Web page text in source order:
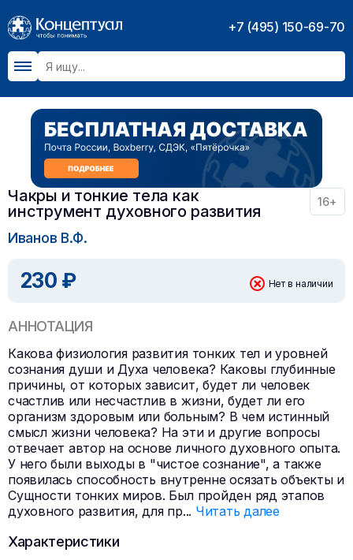
+7 (495) 150-69-70
Чакры и тонкие тела как
инструмент духовного развития
16+
Иванов В.Ф.
230 ₽ Нет в наличии
АННОТАЦИЯ
Какова физиология развития тонких тел и уровней
сознания души и Духа человека? Каковы глубинные
причины, от которых зависит, будет ли человек
счастлив или несчастлив в жизни, будет ли его
организм здоровым или больным? В чем истинный
смысл жизни человека? На эти и другие вопросы
отвечает автор на основе личного духовного опыта.
У него были выходы в "чистое сознание", а также
появилась способность внутренне осязать объекты и
Сущности тонких миров. Был пройден ряд этапов
духовного развития, для пр... Читать далее
Характеристики